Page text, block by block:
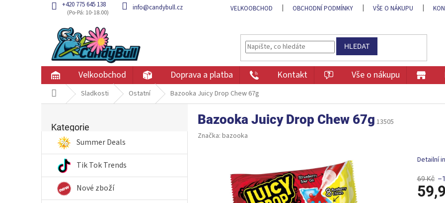
+420 775 645 138 info@candybull.cz VELKOOBCHOD OBCHODNÍ PODMÍNKY VŠE O NÁKUPU
HLEDAT
Velkoobchod Doprava a platba Kontakt Vše o nákupu
Domů Sladkosti Ostatní Bazooka Juicy Drop Chew 67g
r
n
í
kategorie
Kategorie
Summer Deals
Tik Tok Trends
Nové zboží
Bazooka Juicy Drop Chew 67g 13505
Značka: bazooka
69 Kč
Detailní